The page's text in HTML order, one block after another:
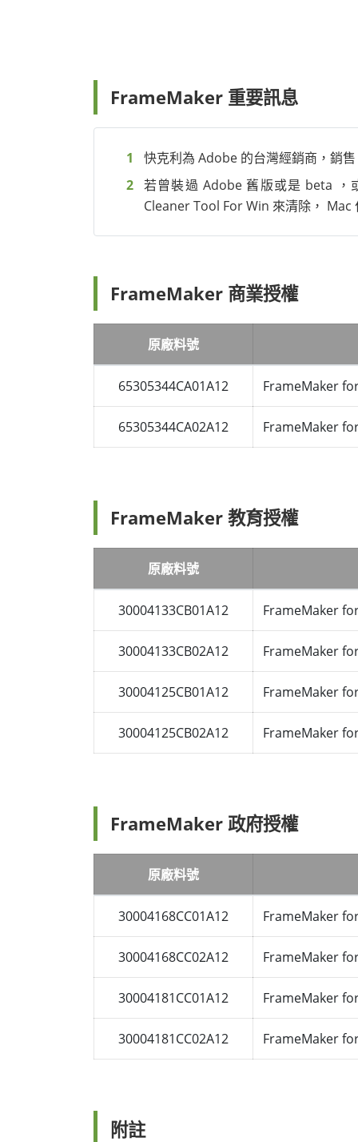
FrameMaker 重要訊息
快克利為 Adobe 的台灣經銷商，銷
若曾裝過 Adobe 舊版或是 beta ，
Cleaner Tool For Win 來清除， Mac
FrameMaker 商業授權
原廠料號
65305344CA01A12 FrameMaker
65305344CA02A12 FrameMaker
FrameMaker 教育授權
原廠料號
30004133CB01A12 FrameMaker
30004133CB02A12 FrameMaker
30004125CB01A12 FrameMaker
30004125CB02A12 FrameMaker
FrameMaker 政府授權
原廠料號
30004168CC01A12 FrameMaker
30004168CC02A12 FrameMaker
30004181CC01A12 FrameMaker
30004181CC02A12 FrameMaker
附註